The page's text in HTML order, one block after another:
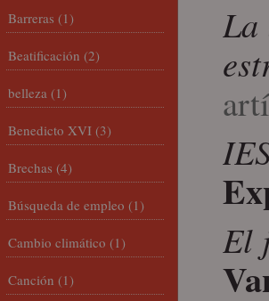
La
El
Barreras (1)
Beatificación (2)
belleza (1)
Benedicto XVI (3)
Brechas (4)
Búsqueda de empleo (1)
Cambio climático (1)
Canción (1)